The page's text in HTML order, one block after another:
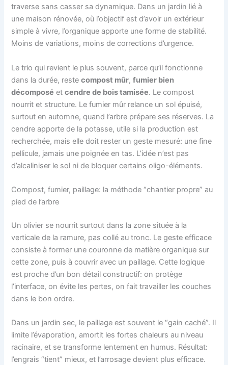
traverse sans casser sa dynamique. Dans un jardin lié à
une maison rénovée, où l’objectif est d’avoir un extérieur
simple à vivre, l’organique apporte une forme de stabilité.
Moins de variations, moins de corrections d’urgence.
Le trio qui revient le plus souvent, parce qu’il fonctionne
dans la durée, restecompost mûr,fumier bien
décomposé etcendre de bois tamisée. Le compost
nourrit et structure. Le fumier mûr relance un sol épuisé,
surtout en automne, quand l’arbre prépare ses réserves. La
cendre apporte de la potasse, utile si la production est
recherchée, mais elle doit rester un geste mesuré: une fine
pellicule, jamais une poignée en tas. L’idée n’est pas
d’alcaliniser le sol ni de bloquer certains oligo-éléments.
Compost, fumier, paillage: la méthode “chantier propre” au
pied de l’arbre
Un olivier se nourrit surtout dans la zone située à la
verticale de la ramure, pas collé au tronc. Le geste efficace
consiste à former une couronne de matière organique sur
cette zone, puis à couvrir avec un paillage. Cette logique
est proche d’un bon détail constructif: on protège
l’interface, on évite les pertes, on fait travailler les couches
dans le bon ordre.
Dans un jardin sec, le paillage est souvent le “gain caché”. Il
limite l’évaporation, amortit les fortes chaleurs au niveau
racinaire, et se transforme lentement en humus. Résultat:
l’engrais “tient” mieux, et l’arrosage devient plus efficace.